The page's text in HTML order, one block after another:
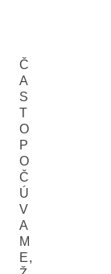
Č
A
S
T
O
P
O
Č
Ú
V
A
M
E,